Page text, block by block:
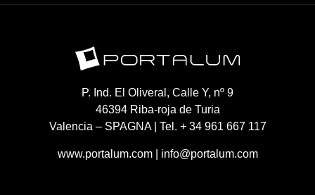
P. Ind. El Oliveral, Calle Y, nº 9
46394 Riba-roja de Turia
Valencia – SPAGNA | Tel. + 34 961 667 117
www.portalum.com| info@portalum.com